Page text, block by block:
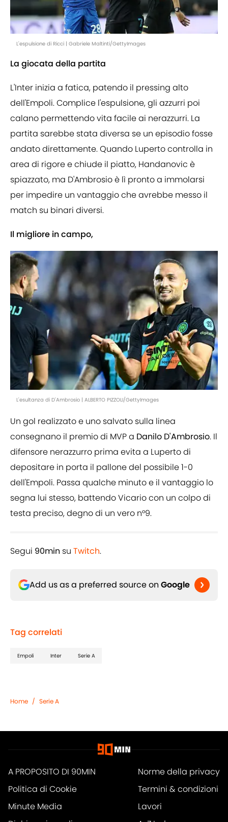
L'espulsione di Ricci | Gabriele Maltinti/GettyImages
La giocata della partita
L'Inter inizia a fatica, patendo il pressing alto
dell'Empoli. Complice l'espulsione, gli azzurri poi
calano permettendo vita facile ai nerazzurri. La
partita sarebbe stata diversa se un episodio fosse
andato direttamente. Quando Luperto controlla in
area di rigore e chiude il piatto, Handanovic è
spiazzato, ma D'Ambrosio è lì pronto a immolarsi
per impedire un vantaggio che avrebbe messo il
match su binari diversi.
Il migliore in campo,
L'esultanza di D'Ambrosio | ALBERTO PIZZOLI/GettyImages
Un gol realizzato e uno salvato sulla linea
consegnano il premio di MVP a Danilo D'Ambrosio. Il
difensore nerazzurro prima evita a Luperto di
depositare in porta il pallone del possibile 1-0
dell'Empoli. Passa qualche minuto e il vantaggio lo
segna lui stesso, battendo Vicario con un colpo di
testa preciso, degno di un vero n°9.
Segui 90min su Twitch.
Add us as a preferred source on Google
Tag correlati
Empoli Inter Serie A
Home / Serie A
A PROPOSITO DI 90MIN
Norme della privacy
Politica di Cookie
Termini & condizioni
Minute Media
Lavori